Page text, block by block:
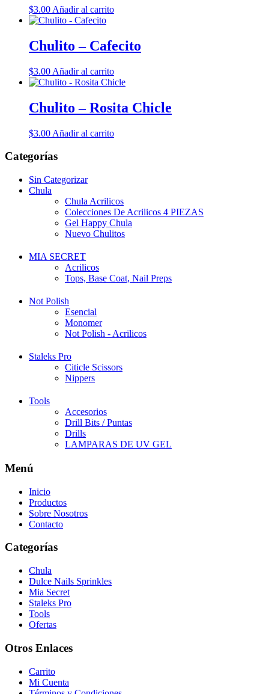
$3.00 Añadir al carrito
Chulito – Cafecito
$3.00 Añadir al carrito
Chulito – Rosita Chicle
$3.00 Añadir al carrito
Categorías
Sin Categorizar
Chula
Chula Acrilicos
Colecciones De Acrilicos 4 PIEZAS
Gel Happy Chula
Nuevo Chulitos
MIA SECRET
Acrilicos
Tops, Base Coat, Nail Preps
Not Polish
Esencial
Monomer
Not Polish - Acrilicos
Staleks Pro
Citicle Scissors
Nippers
Tools
Accesorios
Drill Bits / Puntas
Drills
LAMPARAS DE UV GEL
Menú
Inicio
Productos
Sobre Nosotros
Contacto
Categorías
Chula
Dulce Nails Sprinkles
Mia Secret
Staleks Pro
Tools
Ofertas
Otros Enlaces
Carrito
Mi Cuenta